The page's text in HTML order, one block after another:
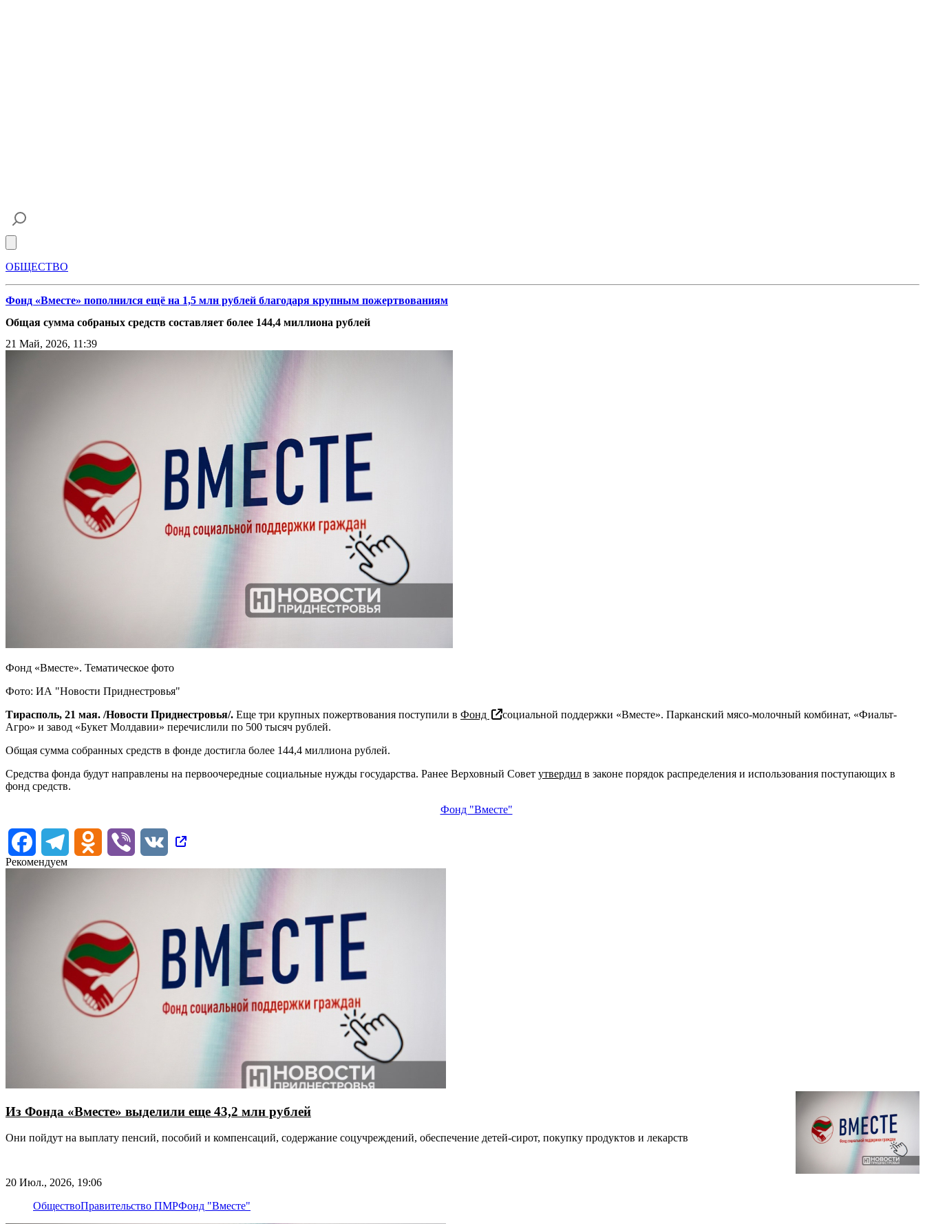
ОБЩЕСТВО
Фонд «Вместе» пополнился ещё на 1,5 млн рублей благодаря крупным пожертвованиям
Общая сумма собраных средств составляет более 144,4 миллиона рублей
21 Май, 2026, 11:39
Фонд «Вместе». Тематическое фото
Фото: ИА "Новости Приднестровья"
Тирасполь, 21 мая. /Новости Приднестровья/. Еще три крупных пожертвования поступили в Фонд
социальной поддержки «Вместе». Парканский мясо-молочный комбинат, «Фиальт-
Агро» и завод «Букет Молдавии» перечислили по 500 тысяч рублей.
Общая сумма собранных средств в фонде достигла более 144,4 миллиона рублей.
Средства фонда будут направлены на первоочередные социальные нужды государства. Ранее Верховный Совет утвердил в законе порядок распределения и использования поступающих в
фонд средств.
Фонд "Вместе"
FacebookTelegram Odnoklassniki
Viber
VK
Рекомендуем
Из Фонда «Вместе» выделили еще 43,2 млн рублей
Они пойдут на выплату пенсий, пособий и компенсаций, содержание соцучреждений, обеспечение детей-сирот, покупку продуктов и лекарств
20 Июл., 2026, 19:06
ОбществоПравительство ПМРФонд "Вместе"